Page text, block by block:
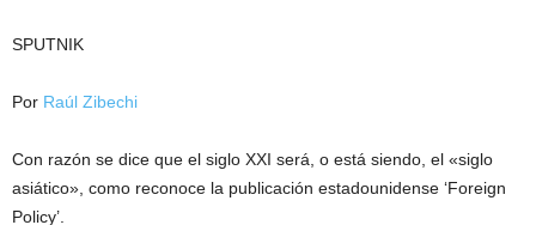
SPUTNIK
Por Raúl Zibechi
Con razón se dice que el siglo XXI será, o está siendo, el «siglo
asiático», como reconoce la publicación estadounidense ‘Foreign
Policy’.